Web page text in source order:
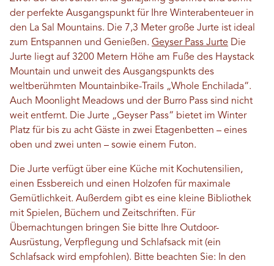
der perfekte Ausgangspunkt für Ihre Winterabenteuer in
den La Sal Mountains. Die 7,3 Meter große Jurte ist ideal
zum Entspannen und Genießen. Geyser Pass Jurte Die
Jurte liegt auf 3200 Metern Höhe am Fuße des Haystack
Mountain und unweit des Ausgangspunkts des
weltberühmten Mountainbike-Trails „Whole Enchilada“.
Auch Moonlight Meadows und der Burro Pass sind nicht
weit entfernt. Die Jurte „Geyser Pass“ bietet im Winter
Platz für bis zu acht Gäste in zwei Etagenbetten – eines
oben und zwei unten – sowie einem Futon.
Die Jurte verfügt über eine Küche mit Kochutensilien,
einen Essbereich und einen Holzofen für maximale
Gemütlichkeit. Außerdem gibt es eine kleine Bibliothek
mit Spielen, Büchern und Zeitschriften. Für
Übernachtungen bringen Sie bitte Ihre Outdoor-
Ausrüstung, Verpflegung und Schlafsack mit (ein
Schlafsack wird empfohlen). Bitte beachten Sie: In den